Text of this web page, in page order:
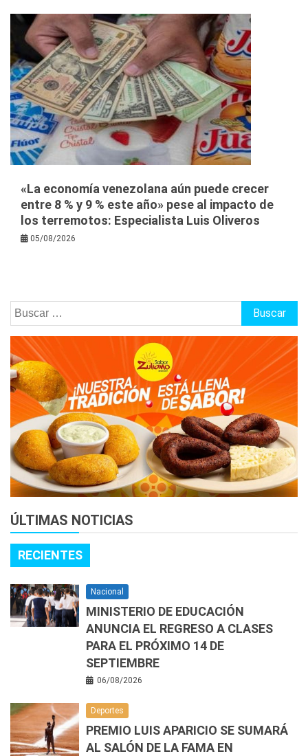
«La economía venezolana aún puede crecer
entre 8 % y 9 % este año» pese al impacto de
los terremotos: Especialista Luis Oliveros
05/08/2026
Buscar:
ÚLTIMAS NOTICIAS
RECIENTES
Nacional
MINISTERIO DE EDUCACIÓN
ANUNCIA EL REGRESO A CLASES
PARA EL PRÓXIMO 14 DE
SEPTIEMBRE
06/08/2026
Deportes
PREMIO LUIS APARICIO SE SUMARÁ
AL SALÓN DE LA FAMA EN